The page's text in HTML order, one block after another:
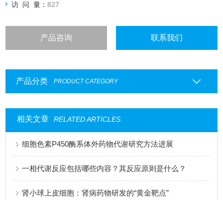
访 问 量：827
产品咨询 联系我们
产品分类 PRODUCT CATEGORY
相关文章 RELATED ARTICLES
细胞色素P450酶系体外药物代谢研究方法进展
一相代谢反应包括哪些内容？其反应原则是什么？
肾小球上皮细胞：肾病药物研发的“黄金靶点”